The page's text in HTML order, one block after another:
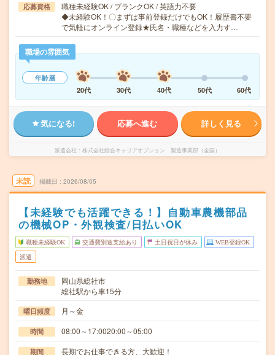
応募資格
職種未経験OK / ブランクOK / 英語力不要
◆未経験OK！〇まずは事前登録だけでもOK！履歴書不要
で気軽にオンライン登録★氏名・職種などを入力す…
職場の雰囲気
年齢層
20代
30代 40代 50代 60代
気になる! 応募へ進む 詳しく見る
派遣会社 株式会社綜合キャリアオプション 製造事業部（全国）
未読 掲載日 2026/08/05
【未経験でも活躍できる！】自動車農機部品
の機械OP・外観検査/日払いOK
職種未経験OK 交通費別途支給あり 土日祝日が休み WEB登録OK
派遣
勤務地
岡山県総社市
総社駅から車15分
曜日頻度 月～金
時間 08:00～17:0020:00～05:00
期間 長期でお仕事できる方、大歓迎！